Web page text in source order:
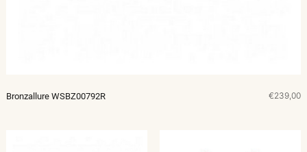
Bronzallure WSBZ00792R €239,00